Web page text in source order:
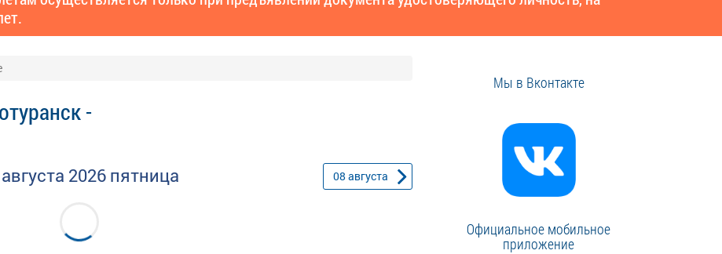
-
2026 пятница 08 августа
Мы в Вконтакте
Официальное мобильное
приложение